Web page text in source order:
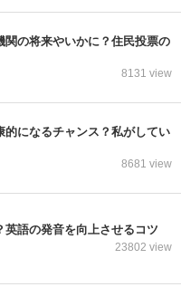
関の将来やいかに？住民投票の
8131 view
的になるチャンス？私がしてい
8681 view
英語の発音を向上させるコツ
23802 view